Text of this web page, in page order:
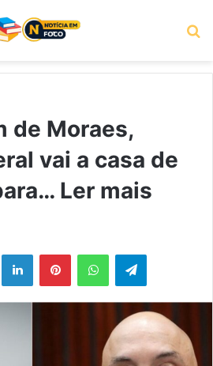
de Moraes,
vai a casa de
Ler mais
LinkedinPinterestWhatsAppTelegram